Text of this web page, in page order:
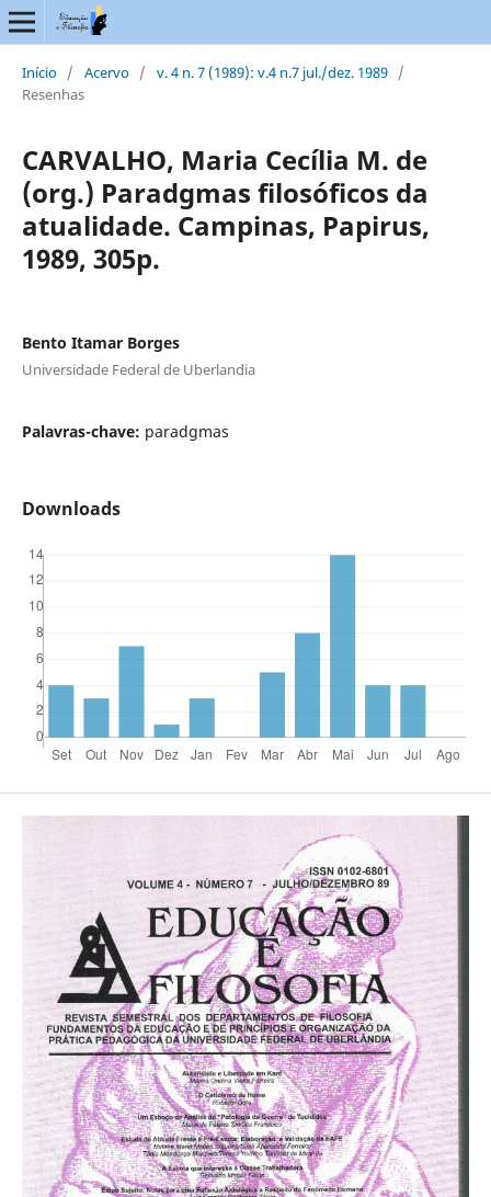
Início / Acervo / v. 4 n. 7 (1989): v.4 n.7 jul./dez. 1989 /
Resenhas
CARVALHO, Maria Cecília M. de
(org.) Paradgmas filosóficos da
atualidade. Campinas, Papirus,
1989, 305p.
Bento Itamar Borges
Universidade Federal de Uberlandia
Palavras-chave: paradgmas
Downloads